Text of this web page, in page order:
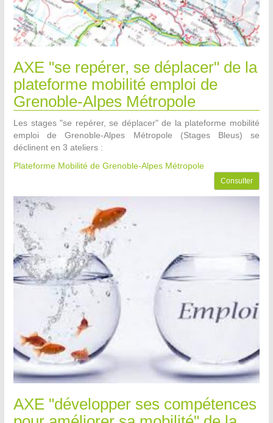
AXE "se repérer, se déplacer" de la
plateforme mobilité emploi de
Grenoble-Alpes Métropole
Les stages "se repérer, se déplacer" de la plateforme mobilité
emploi de Grenoble-Alpes Métropole (Stages Bleus) se
déclinent en 3 ateliers :
Plateforme Mobilité de Grenoble-Alpes Métropole
Consulter
AXE "développer ses compétences